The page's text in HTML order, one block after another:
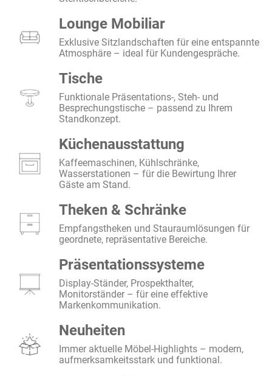
Lounge Mobiliar
Exklusive Sitzlandschaften für eine entspannte
Atmosphäre – ideal für Kundengespräche.
Tische
Funktionale Präsentations-, Steh- und
Besprechungstische – passend zu Ihrem
Standkonzept.
Küchenausstattung
Kaffeemaschinen, Kühlschränke,
Wasserstationen – für die Bewirtung Ihrer
Gäste am Stand.
Theken & Schränke
Empfangstheken und Stauraumlösungen für
geordnete, repräsentative Bereiche.
Präsentationssysteme
Display-Ständer, Prospekthalter,
Monitorständer – für eine effektive
Markenkommunikation.
Neuheiten
Immer aktuelle Möbel-Highlights – modern,
aufmerksamkeitsstark und funktional.